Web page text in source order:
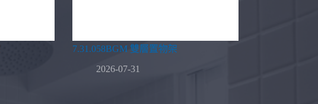
7.31.058BGM 雙層置物架
2026-07-31